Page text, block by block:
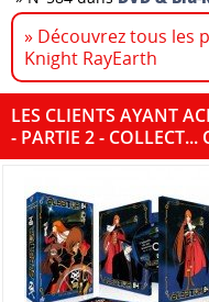
» Découvrez tous les
Knight RayEarth
LES CLIENTS AYANT
- PARTIE 2 -